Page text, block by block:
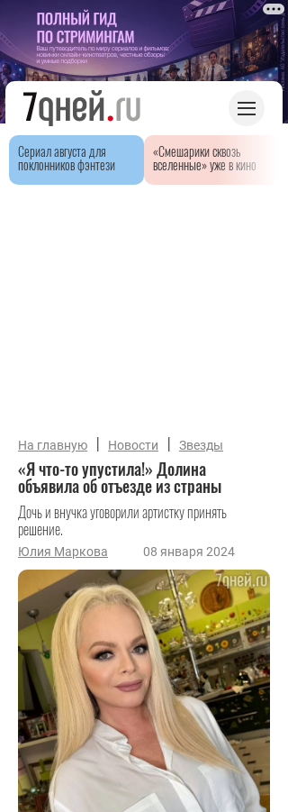
Сериал августа для
поклонников фэнтези
«Смешарики сквозь
вселенные» уже в кино
На главную | Новости | Звезды
«Я что-то упустила!» Долина
объявила об отъезде из страны
Дочь и внучка уговорили артистку принять
решение.
Юлия Маркова 08 января 2024